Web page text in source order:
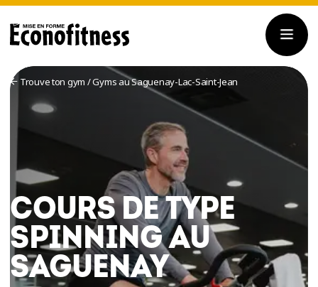
Trouve ton gym /Gyms au Saguenay-Lac-Saint-Jean
COURS DE TYPE
SPINNING AU
SAGUENAY